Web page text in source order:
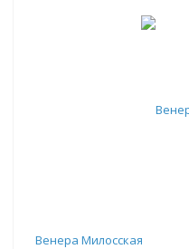
Венера Милосская